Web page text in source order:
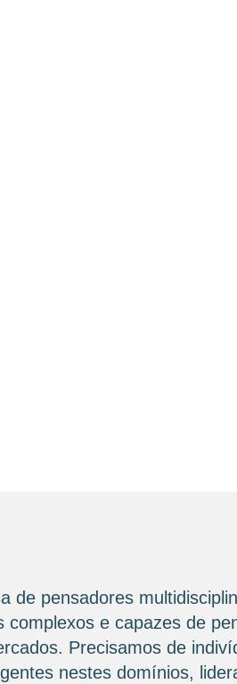
de pensadores
e capazes de
Precisamos de
nestes domínios,